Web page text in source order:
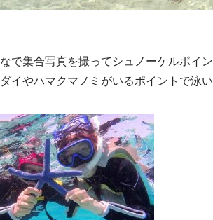
で集合写真を撮ってシュノーケルポイ
イやハマクマノミがいるポイントで泳